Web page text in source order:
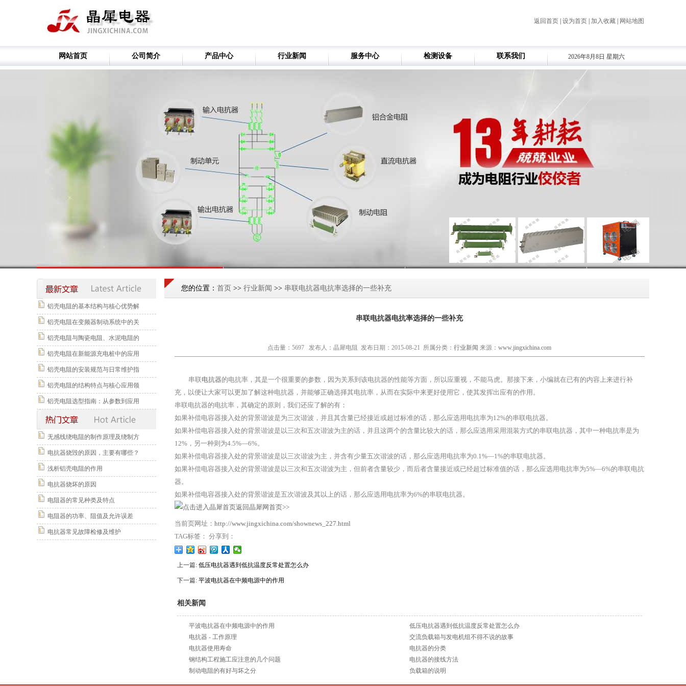
返回首页 设为首页 加入收藏 网站地图
网站首页 公司简介 产品中心 行业新闻 服务中心 检测设备 联系我们 2026年8月8日 星期六
铝壳电阻的基本结构与核心优势解
铝壳电阻在变频器制动系统中的关
铝壳电阻与陶瓷电阻、水泥电阻的
铝壳电阻在新能源充电桩中的应用
铝壳电阻的安装规范与日常维护指
铝壳电阻的结构特点与核心应用领
铝壳电阻选型指南：从参数到应用
无感线绕电阻的制作原理及绕制方
电抗器烧毁的原因，主要有哪些？
浅析铝壳电阻的作用
电抗器烧坏的原因
电阻器的常见种类及特点
电阻器的功率、阻值及允许误差
电抗器常见故障检修及维护
您的位置： 首页 >> 行业新闻 >> 串联电抗器电抗率选择的一些补充
串联电抗器电抗率选择的一些补充
点击量：5697 发布人：晶犀电阻 发布日期：2015-08-21 所属分类： 行业新闻 来源： www.jingxichina.com
串联电抗器的电抗率，其是一个很重要的参数，因为关系到该电抗器的性能等方面，所以应重视，不能马虎。那接下来，小编就在已有的内容上来进行补
充，以便让大家可以更加了解这种电抗器，并能够正确选择其电抗率，从而在实际中来更好使用它，使其发挥出应有的作用。
串联电抗器的电抗率，其确定的原则，我们还应了解的有：
如果补偿电容器接入处的背景谐波是为三次谐波，并且其含量已经接近或超过标准的话，那么应选用电抗率为12%的串联电抗器。
如果补偿电容器接入处的背景谐波是以三次和五次谐波为主的话，并且这两个的含量比较大的话，那么应选用采用混装方式的串联电抗器，其中一种电抗率是为
12%，另一种则为4.5%—6%。
如果补偿电容器接入处的背景谐波是以三次谐波为主，并含有少量五次谐波的话，那么应选用电抗率为0.1%—1%的串联电抗器。
如果补偿电容器接入处的背景谐波是以三次和五次谐波为主，但前者含量较少，而后者含量接近或已经超过标准值的话，那么应选用电抗率为5%—6%的串联电抗
器。
如果补偿电容器接入处的背景谐波是五次谐波及其以上的话，那么应选用电抗率为6%的串联电抗器。
返回晶犀网首页>>
当前页网址： http://www.jingxichina.com/shownews_227.html
TAG标签： 分享到：
上一篇: 低压电抗器遇到低抗温度反常处置怎么办
下一篇: 平波电抗器在中频电源中的作用
相关新闻
平波电抗器在中频电源中的作用
电抗器 - 工作原理
电抗器使用寿命
钢结构工程施工应注意的几个问题
制动电阻的有好与坏之分
低压电抗器遇到低抗温度反常处置怎么办
交流负载箱与发电机组不得不说的故事
电抗器的分类
电抗器的接线方法
负载箱的说明